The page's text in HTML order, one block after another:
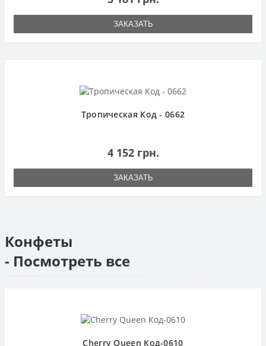
ЗАКАЗАТЬ
Тропическая Код - 0662
4 152 грн.
ЗАКАЗАТЬ
Конфеты
- Посмотреть все
Cherry Queen Код-0610